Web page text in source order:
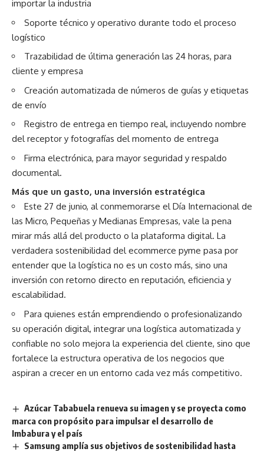
importar la industria
Soporte técnico y operativo durante todo el proceso
logístico
Trazabilidad de última generación las 24 horas, para
cliente y empresa
Creación automatizada de números de guías y etiquetas
de envío
Registro de entrega en tiempo real, incluyendo nombre
del receptor y fotografías del momento de entrega
Firma electrónica, para mayor seguridad y respaldo
documental.
Más que un gasto, una inversión estratégica
Este 27 de junio, al conmemorarse el Día Internacional de
las Micro, Pequeñas y Medianas Empresas, vale la pena
mirar más allá del producto o la plataforma digital. La
verdadera sostenibilidad del ecommerce pyme pasa por
entender que la logística no es un costo más, sino una
inversión con retorno directo en reputación, eficiencia y
escalabilidad.
Para quienes están emprendiendo o profesionalizando
su operación digital, integrar una logística automatizada y
confiable no solo mejora la experiencia del cliente, sino que
fortalece la estructura operativa de los negocios que
aspiran a crecer en un entorno cada vez más competitivo.
Azúcar Tababuela renueva su imagen y se proyecta como
marca con propósito para impulsar el desarrollo de
Imbabura y el país
Samsung amplía sus objetivos de sostenibilidad hasta